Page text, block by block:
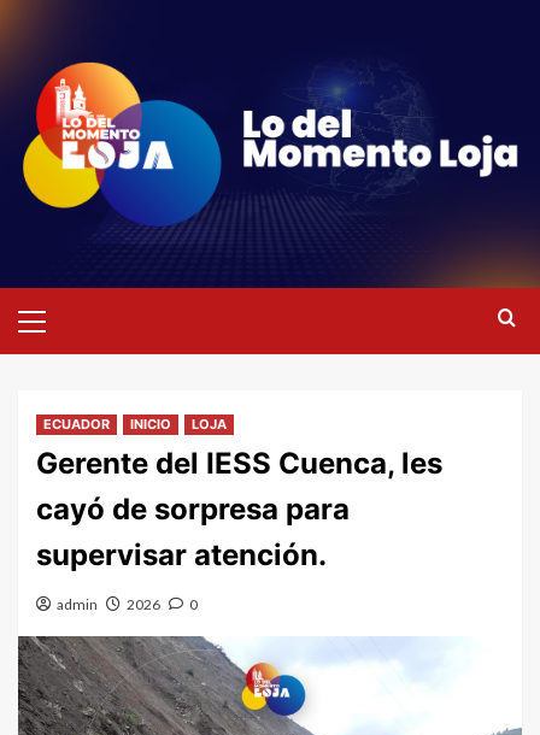
contenido
primario
ECUADOR INICIO LOJA
Gerente del IESS Cuenca, les
cayó de sorpresa para
supervisar atención.
admin 2026 0